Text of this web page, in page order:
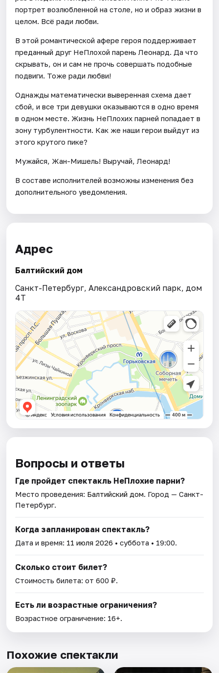
портрет возлюбленной на столе, но и образ жизни в
целом. Всё ради любви.
В этой романтической афере героя поддерживает
преданный друг НеПлохой парень Леонард. Да что
скрывать, он и сам не прочь совершать подобные
подвиги. Тоже ради любви!
Однажды математически выверенная схема дает
сбой, и все три девушки оказываются в одно время
в одном месте. Жизнь НеПлохих парней попадает в
зону турбулентности. Как же наши герои выйдут из
этого крутого пике?
Мужайся, Жан-Мишель! Выручай, Леонард!
В составе исполнителей возможны изменения без
дополнительного уведомления.
Адрес
Балтийский дом
Санкт-Петербург, Александровский парк, дом
4Т
Вопросы и ответы
Где пройдет спектакль НеПлохие парни?
Место проведения: Балтийский дом. Город — Санкт-
Петербург.
Когда запланирован спектакль?
Дата и время: 11 июля 2026 • суббота • 19:00.
Сколько стоит билет?
Стоимость билета: от 600 ₽.
Есть ли возрастные ограничения?
Возрастное ограничение: 16+.
Похожие спектакли